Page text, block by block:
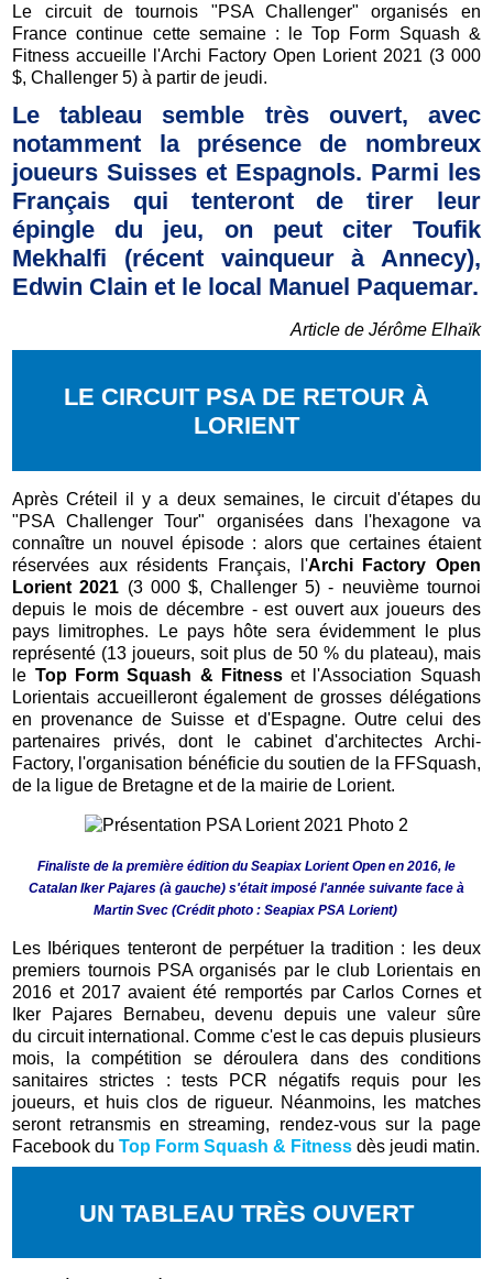
Le circuit de tournois "PSA Challenger" organisés en
France continue cette semaine : le Top Form Squash &
Fitness accueille l'Archi Factory Open Lorient 2021 (3 000
$, Challenger 5) à partir de jeudi.
Le tableau semble très ouvert, avec
notamment la présence de nombreux
joueurs Suisses et Espagnols. Parmi les
Français qui tenteront de tirer leur
épingle du jeu, on peut citer Toufik
Mekhalfi (récent vainqueur à Annecy),
Edwin Clain et le local Manuel Paquemar.
Article de Jérôme Elhaïk
LE CIRCUIT PSA DE RETOUR À
LORIENT
Après Créteil il y a deux semaines, le circuit d'étapes du
"PSA Challenger Tour" organisées dans l'hexagone va
connaître un nouvel épisode : alors que certaines étaient
réservées aux résidents Français, l'Archi Factory Open
Lorient 2021 (3 000 $, Challenger 5) - neuvième tournoi
depuis le mois de décembre - est ouvert aux joueurs des
pays limitrophes. Le pays hôte sera évidemment le plus
représenté (13 joueurs, soit plus de 50 % du plateau), mais
le Top Form Squash & Fitnesset l'Association Squash
Lorientais accueilleront également de grosses délégations
en provenance de Suisse et d'Espagne. Outre celui des
partenaires privés, dont le cabinet d'architectes Archi-
Factory, l'organisation bénéficie du soutien de la FFSquash,
de la ligue de Bretagne et de la mairie de Lorient.
Finaliste de la première édition du Seapiax Lorient Open en 2016, le
Catalan Iker Pajares (à gauche) s'était imposé l'année suivante face à
Martin Svec (Crédit photo : Seapiax PSA Lorient)
Les Ibériques tenteront de perpétuer la tradition : les deux
premiers tournois PSA organisés par le club Lorientais en
2016 et 2017 avaient été remportés par Carlos Cornes et
Iker Pajares Bernabeu, devenu depuis une valeur sûre
du circuit international. Comme c'est le cas depuis plusieurs
mois, la compétition se déroulera dans des conditions
sanitaires strictes : tests PCR négatifs requis pour les
joueurs, et huis clos de rigueur. Néanmoins, les matches
seront retransmis en streaming, rendez-vous sur
la page
Facebook duTop Form Squash & Fitness dès jeudi matin.
UN TABLEAU TRÈS OUVERT